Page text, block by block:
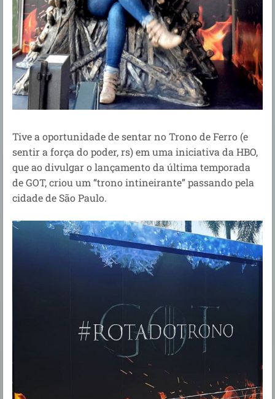
Tive a oportunidade de sentar no Trono de Ferro (e
sentir a força do poder, rs) em uma iniciativa da HBO,
que ao divulgar o lançamento da última temporada
de GOT, criou um “trono intineirante” passando pela
cidade de São Paulo.